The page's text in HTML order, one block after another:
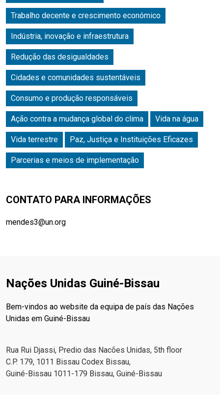
Trabalho decente e crescimento económico
Indústria, inovação e infraestrutura
Redução das desigualdades
Cidades e comunidades sustentáveis
Consumo e produção responsáveis
Ação contra a mudança global do clima Vida na água
Vida terrestre Paz, Justiça e Instituições Eficazes
Parcerias e meios de implementação
CONTATO PARA INFORMAÇÕES
mendes3@un.org
Nações Unidas Guiné-Bissau
Bem-vindos ao website da equipa de país das Nações
Unidas em Guiné-Bissau
Rua Rui Djassi, Predio das Nacões Unidas, 5th floor
C.P. 179, 1011 Bissau Codex Bissau,
Guiné-Bissau 1011-179 Bissau, Guiné-Bissau